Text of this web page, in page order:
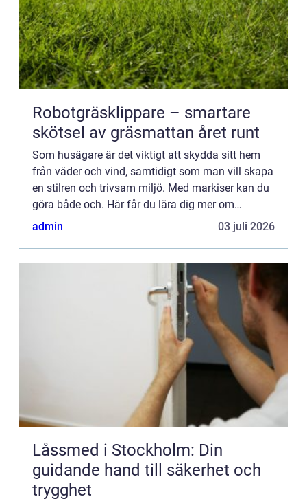
Robotgräsklippare – smartare
skötsel av gräsmattan året runt
Som husägare är det viktigt att skydda sitt hem
från väder och vind, samtidigt som man vill skapa
en stilren och trivsam miljö. Med markiser kan du
göra både och. Här får du lära dig mer om
markise...
admin 03 juli 2026
Låssmed i Stockholm: Din
guidande hand till säkerhet och
trygghet